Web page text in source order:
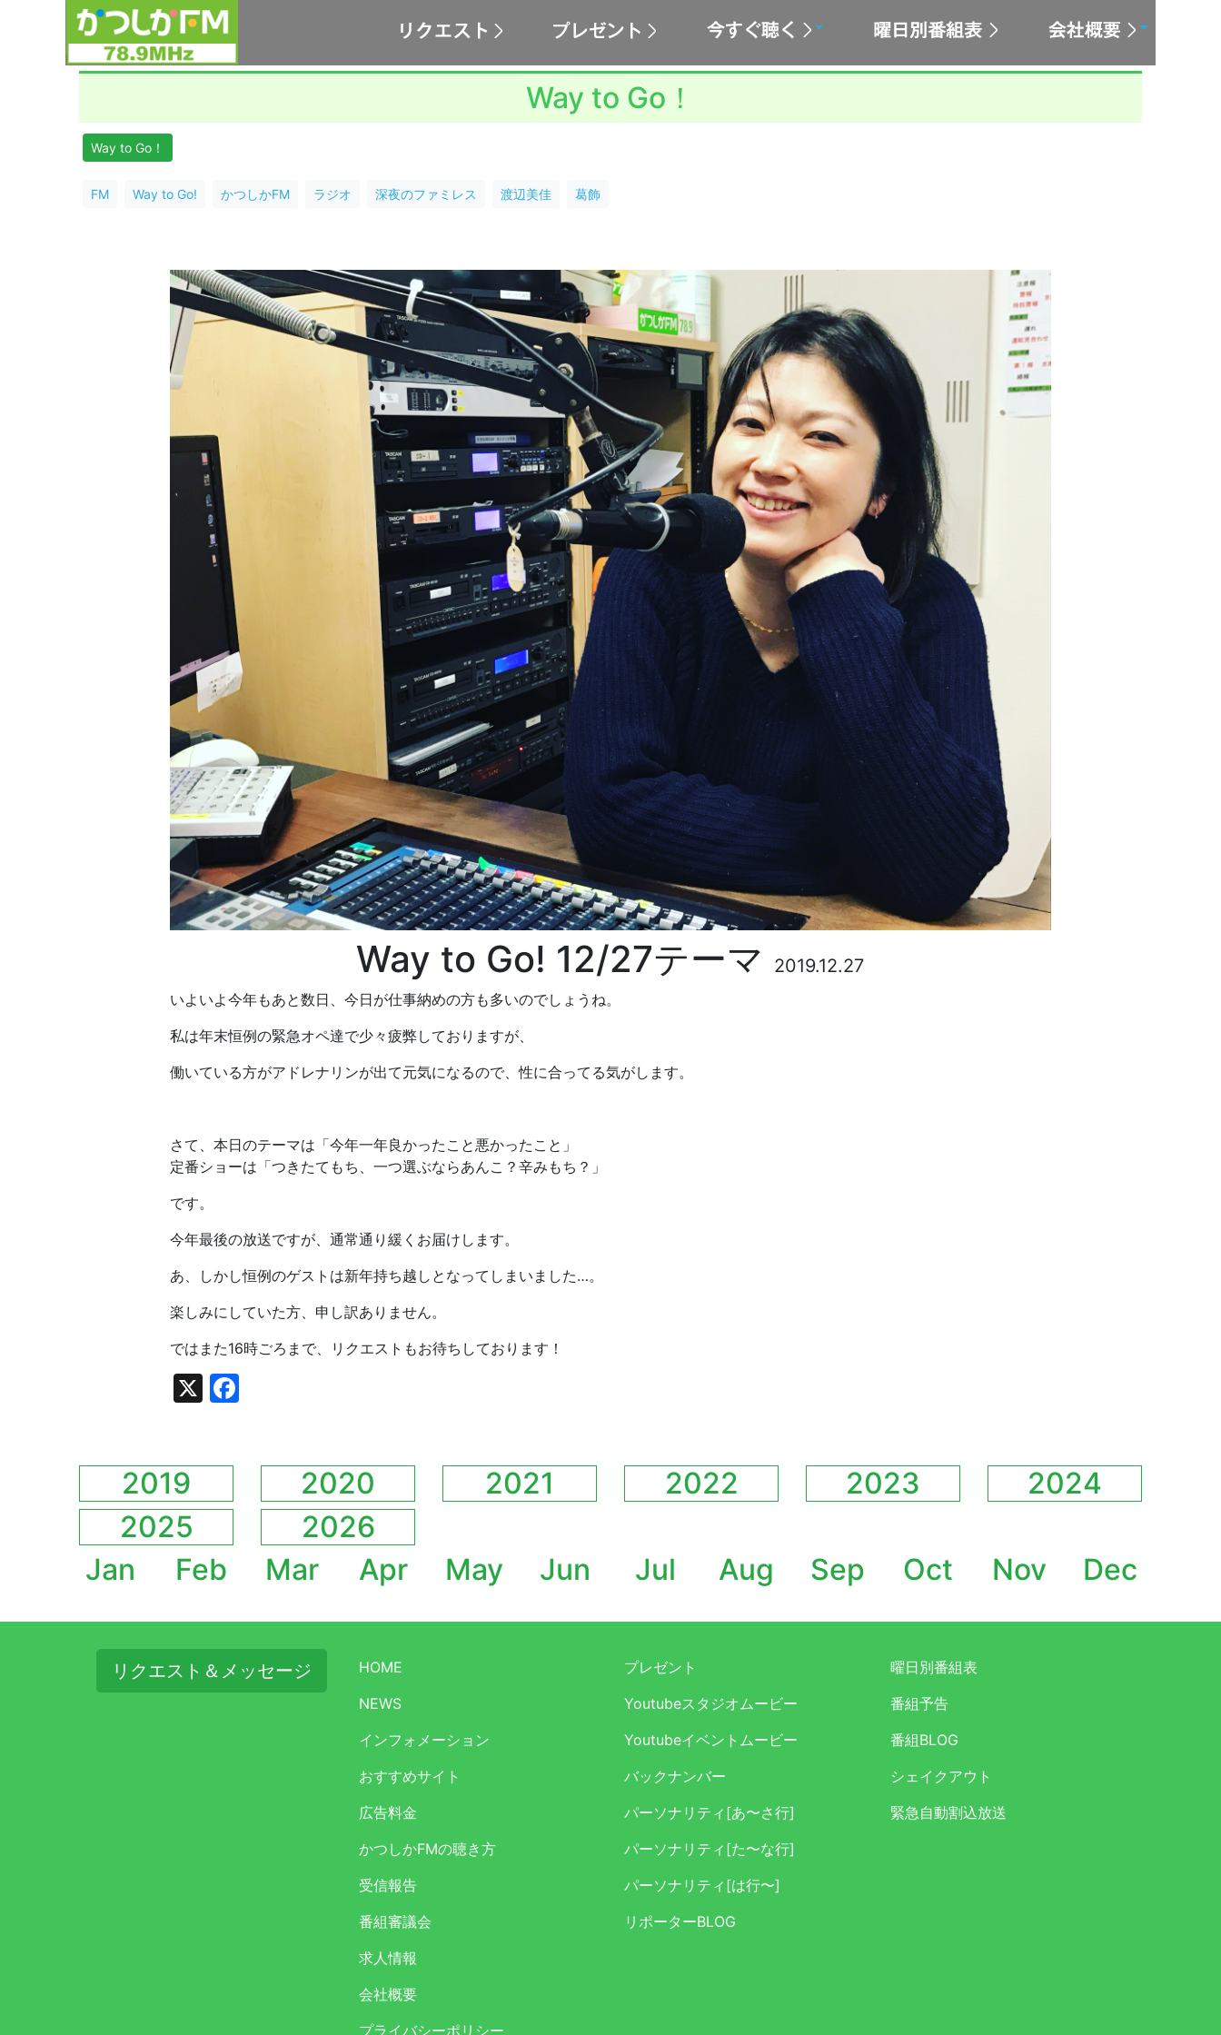
Way to Go！
Way to Go！
FM Way to Go! かつしかFM ラジオ 深夜のファミレス 渡辺美佳 葛飾
Way to Go! 12/27テーマ 2019.12.27
いよいよ今年もあと数日、今日が仕事納めの方も多いのでしょうね。
私は年末恒例の緊急オペ達で少々疲弊しておりますが、
働いている方がアドレナリンが出て元気になるので、性に合ってる気がします。
さて、本日のテーマは「今年一年良かったこと悪かったこと」
定番ショーは「つきたてもち、一つ選ぶならあんこ？辛みもち？」
です。
今年最後の放送ですが、通常通り緩くお届けします。
あ、しかし恒例のゲストは新年持ち越しとなってしまいました…。
楽しみにしていた方、申し訳ありません。
ではまた16時ごろまで、リクエストもお待ちしております！
X Facebook
2019 2020 2021 2022 2023
2024
2025
2026
Jan
Feb Mar Apr May Jun Jul Aug Sep Oct Nov Dec
リクエスト＆メッセージ
HOME
NEWS
インフォメーション
おすすめサイト
広告料金
かつしかFMの聴き方
受信報告
番組審議会
求人情報
会社概要
プライバシーポリシー
プレゼント
Youtubeスタジオムービー
Youtubeイベントムービー
バックナンバー
パーソナリティ[あ〜さ行]
パーソナリティ[た〜な行]
パーソナリティ[は行〜]
リポーターBLOG
曜日別番組表
番組予告
番組BLOG
シェイクアウト
緊急自動割込放送